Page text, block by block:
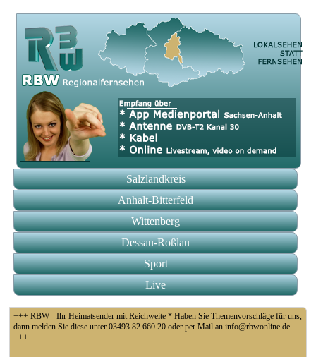
Salzlandkreis
Anhalt-Bitterfeld
Wittenberg
Dessau-Roßlau
Sport
Live
+++ RBW - Ihr Heimatsender mit Reichweite * Haben Sie Themenvorschläge für uns,
dann melden Sie diese unter 03493 82 660 20 oder per Mail an info@rbwonline.de
+++